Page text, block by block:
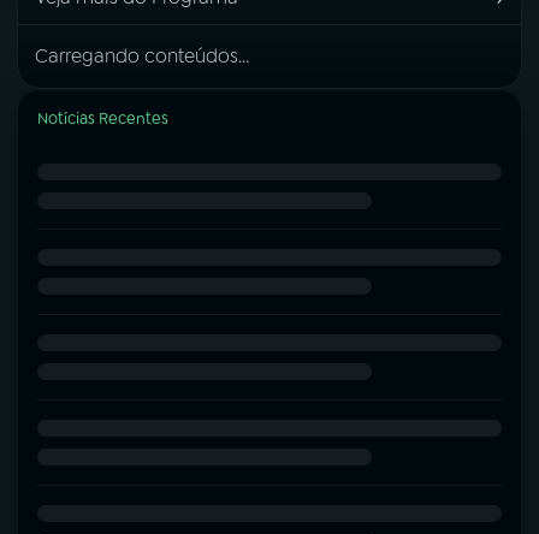
Carregando conteúdos...
Notícias Recentes